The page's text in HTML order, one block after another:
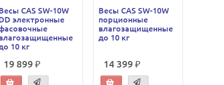
CAS SW-10W
электронные
10 кг
19 899 ₽
Весы CAS SW-10W
порционные
влагозащищенные
до 10 кг
14 399 ₽